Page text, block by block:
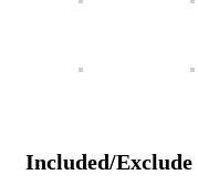
Included/Exclude